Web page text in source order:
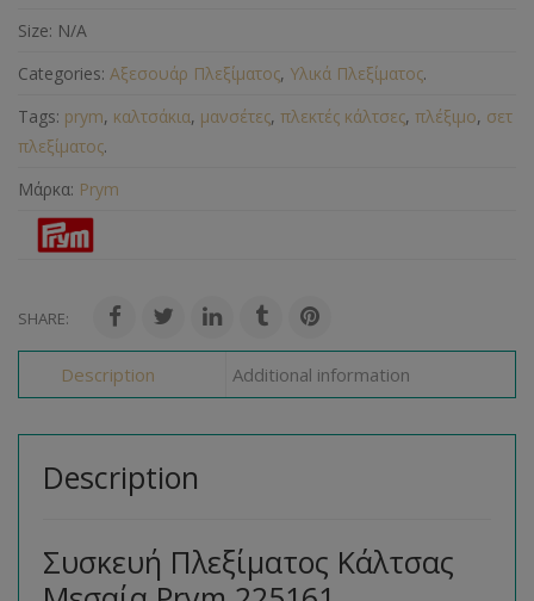
Size: N/A
Categories: Αξεσουάρ Πλεξίματος, Υλικά Πλεξίματος.
Tags: prym, καλτσάκια, μανσέτες, πλεκτές κάλτσες, πλέξιμο, σετ
πλεξίματος.
Μάρκα: Prym
SHARE:
Description Additional information
Description
Συσκευή Πλεξίματος Κάλτσας